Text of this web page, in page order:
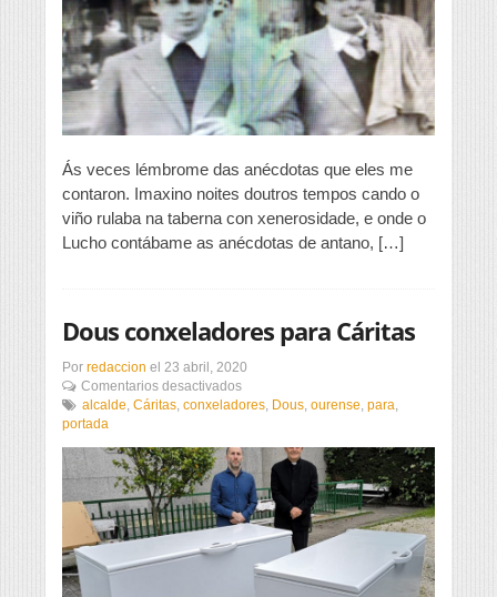
calcetín
Ás veces lémbrome das anécdotas que eles me
contaron. Imaxino noites doutros tempos cando o
viño rulaba na taberna con xenerosidade, e onde o
Lucho contábame as anécdotas de antano, […]
Dous conxeladores para Cáritas
Por redaccion el 23 abril, 2020
Comentarios desactivadosen
Dous
Cáritas
alcalde Cáritas conxeladores Dous ourense para
portada